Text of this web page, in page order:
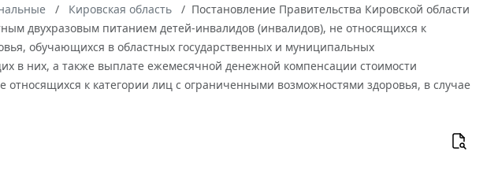
Кировская область
Постановление Правительства Кировской области
двухразовым питанием детей-инвалидов (инвалидов), не относящихся к
обучающихся в областных государственных и муниципальных
в них, а также выплате ежемесячной денежной компенсации стоимости
относящихся к категории лиц с ограниченными возможностями здоровья, в случае